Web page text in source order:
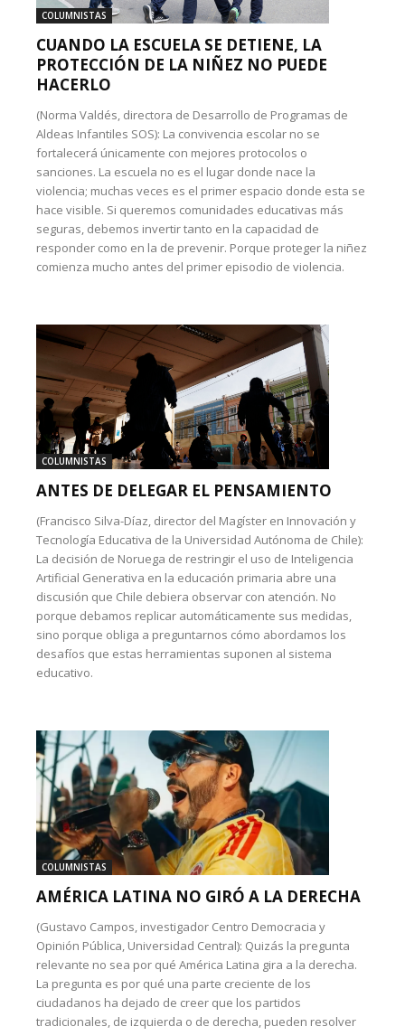
COLUMNISTAS
CUANDO LA ESCUELA SE DETIENE, LA
PROTECCIÓN DE LA NIÑEZ NO PUEDE
HACERLO
(Norma Valdés, directora de Desarrollo de Programas de
Aldeas Infantiles SOS): La convivencia escolar no se
fortalecerá únicamente con mejores protocolos o
sanciones. La escuela no es el lugar donde nace la
violencia; muchas veces es el primer espacio donde esta se
hace visible. Si queremos comunidades educativas más
seguras, debemos invertir tanto en la capacidad de
responder como en la de prevenir. Porque proteger la niñez
comienza mucho antes del primer episodio de violencia.
COLUMNISTAS
ANTES DE DELEGAR EL PENSAMIENTO
(Francisco Silva-Díaz, director del Magíster en Innovación y
Tecnología Educativa de la Universidad Autónoma de Chile):
La decisión de Noruega de restringir el uso de Inteligencia
Artificial Generativa en la educación primaria abre una
discusión que Chile debiera observar con atención. No
porque debamos replicar automáticamente sus medidas,
sino porque obliga a preguntarnos cómo abordamos los
desafíos que estas herramientas suponen al sistema
educativo.
COLUMNISTAS
AMÉRICA LATINA NO GIRÓ A LA DERECHA
(Gustavo Campos, investigador Centro Democracia y
Opinión Pública, Universidad Central): Quizás la pregunta
relevante no sea por qué América Latina gira a la derecha.
La pregunta es por qué una parte creciente de los
ciudadanos ha dejado de creer que los partidos
tradicionales, de izquierda o de derecha, pueden resolver